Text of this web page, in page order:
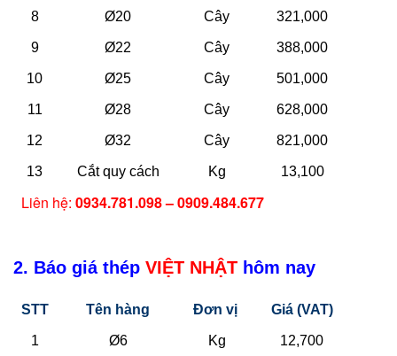
8 Ø20 Cây 321,000
9 Ø22 Cây 388,000
10 Ø25 Cây 501,000
11 Ø28 Cây 628,000
12 Ø32 Cây 821,000
13 Cắt quy cách Kg 13,100
Liên hệ: 0934.781.098 – 0909.484.677
2. Báo giá thép VIỆT NHẬT hôm nay
STT Tên hàng Đơn vị Giá (VAT)
1 Ø6 Kg 12,700